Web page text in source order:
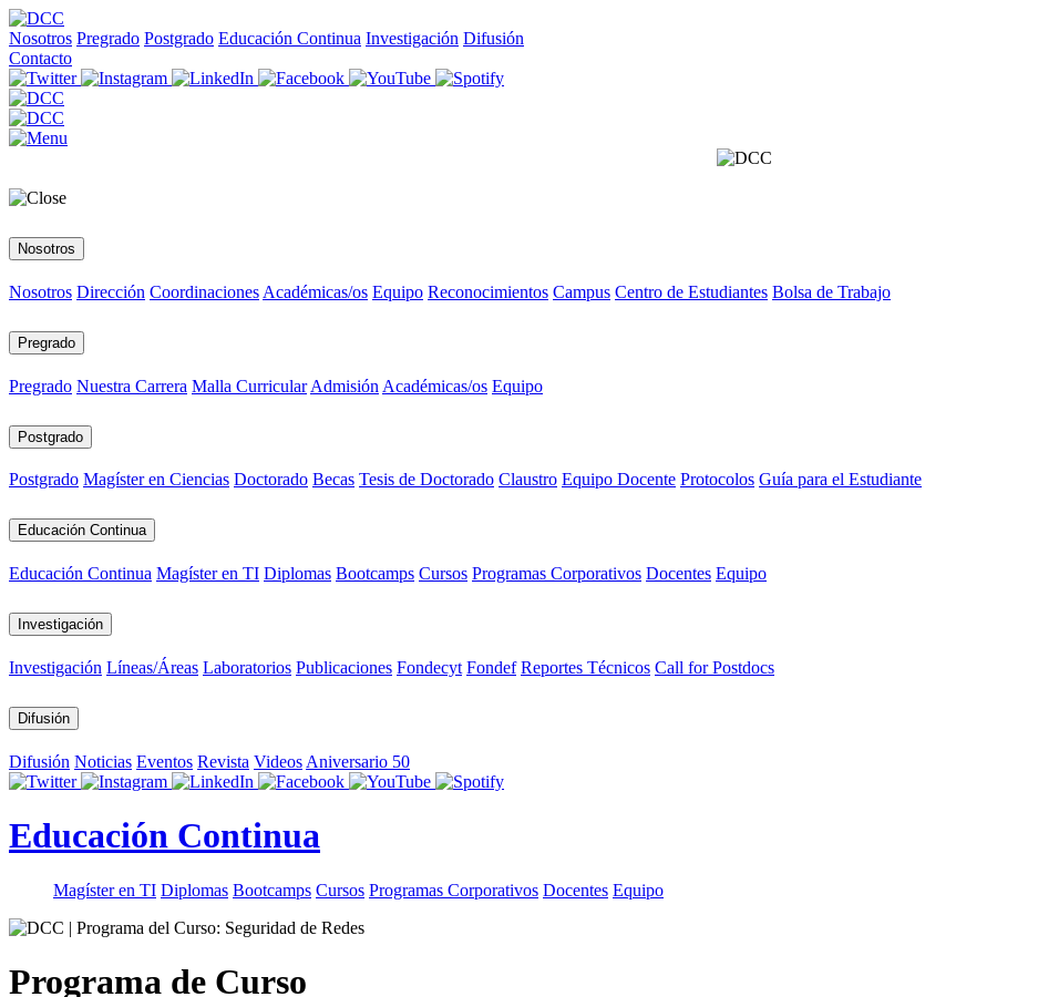
Nosotros Pregrado Postgrado Educación Continua Investigación Difusión
Contacto
Nosotros
Nosotros Dirección Coordinaciones Académicas/os Equipo Reconocimientos Campus Centro de Estudiantes Bolsa de Trabajo
Pregrado
Pregrado Nuestra Carrera Malla Curricular Admisión Académicas/os Equipo
Postgrado
Postgrado Magíster en Ciencias Doctorado Becas Tesis de Doctorado Claustro Equipo Docente Protocolos Guía para el Estudiante
Educación Continua
Educación Continua Magíster en TI Diplomas Bootcamps Cursos Programas Corporativos Docentes Equipo
Investigación
Investigación Líneas/Áreas Laboratorios Publicaciones Fondecyt Fondef Reportes Técnicos Call for Postdocs
Difusión
Difusión Noticias Eventos Revista Videos Aniversario 50
Educación Continua
Magíster en TI Diplomas Bootcamps Cursos Programas Corporativos Docentes Equipo
Programa de Curso